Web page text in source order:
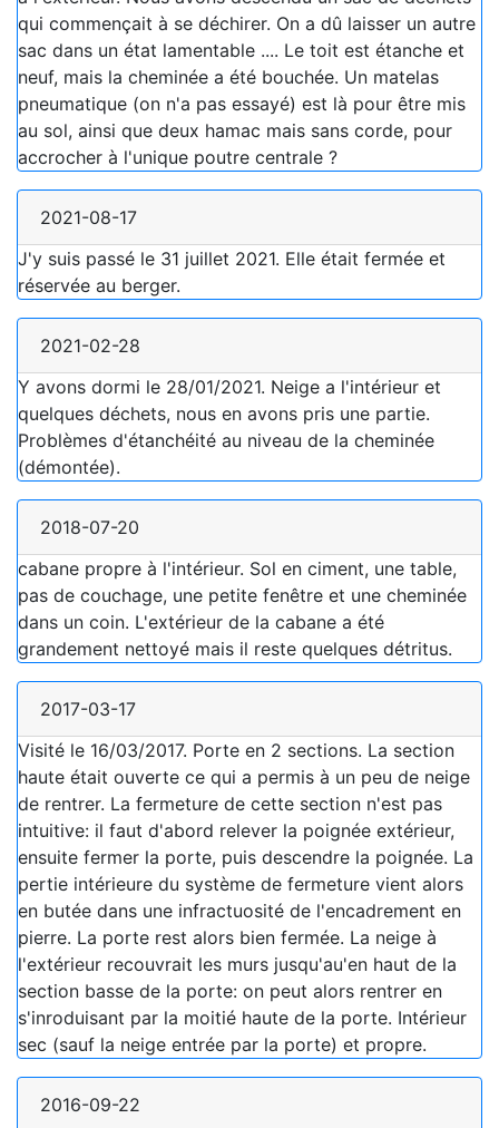
qui commençait à se déchirer. On a dû laisser un autre
sac dans un état lamentable .... Le toit est étanche et
neuf, mais la cheminée a été bouchée. Un matelas
pneumatique (on n'a pas essayé) est là pour être mis
au sol, ainsi que deux hamac mais sans corde, pour
accrocher à l'unique poutre centrale ?
2021-08-17
J'y suis passé le 31 juillet 2021. Elle était fermée et
réservée au berger.
2021-02-28
Y avons dormi le 28/01/2021. Neige a l'intérieur et
quelques déchets, nous en avons pris une partie.
Problèmes d'étanchéité au niveau de la cheminée
(démontée).
2018-07-20
cabane propre à l'intérieur. Sol en ciment, une table,
pas de couchage, une petite fenêtre et une cheminée
dans un coin. L'extérieur de la cabane a été
grandement nettoyé mais il reste quelques détritus.
2017-03-17
Visité le 16/03/2017. Porte en 2 sections. La section
haute était ouverte ce qui a permis à un peu de neige
de rentrer. La fermeture de cette section n'est pas
intuitive: il faut d'abord relever la poignée extérieur,
ensuite fermer la porte, puis descendre la poignée. La
pertie intérieure du système de fermeture vient alors
en butée dans une infractuosité de l'encadrement en
pierre. La porte rest alors bien fermée. La neige à
l'extérieur recouvrait les murs jusqu'au'en haut de la
section basse de la porte: on peut alors rentrer en
s'inroduisant par la moitié haute de la porte. Intérieur
sec (sauf la neige entrée par la porte) et propre.
2016-09-22